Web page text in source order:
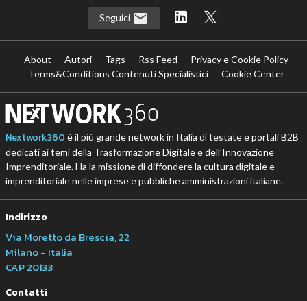
Seguici
About Autori Tags Rss Feed
Privacy e Cookie Policy
Terms&Conditions Contenuti Specialistici
Cookie Center
Nextwork360 è il più grande network in Italia di testate e portali B2B
dedicati ai temi della Trasformazione Digitale e dell’Innovazione
Imprenditoriale. Ha la missione di diffondere la cultura digitale e
imprenditoriale nelle imprese e pubbliche amministrazioni italiane.
Indirizzo
Via Moretto da Brescia, 22
Milano - Italia
CAP 20133
Contatti